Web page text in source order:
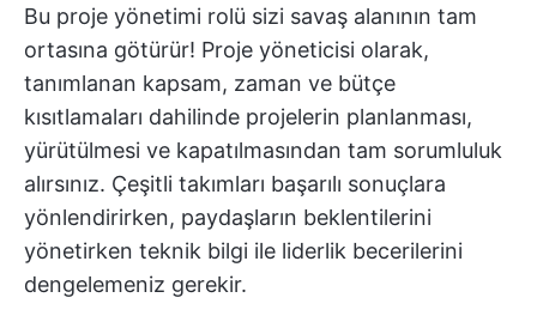
Bu proje yönetimi rolü sizi savaş alanının tam
ortasına götürür! Proje yöneticisi olarak,
tanımlanan kapsam, zaman ve bütçe
kısıtlamaları dahilinde projelerin planlanması,
yürütülmesi ve kapatılmasından tam sorumluluk
alırsınız. Çeşitli takımları başarılı sonuçlara
yönlendirirken, paydaşların beklentilerini
yönetirken teknik bilgi ile liderlik becerilerini
dengelemeniz gerekir.